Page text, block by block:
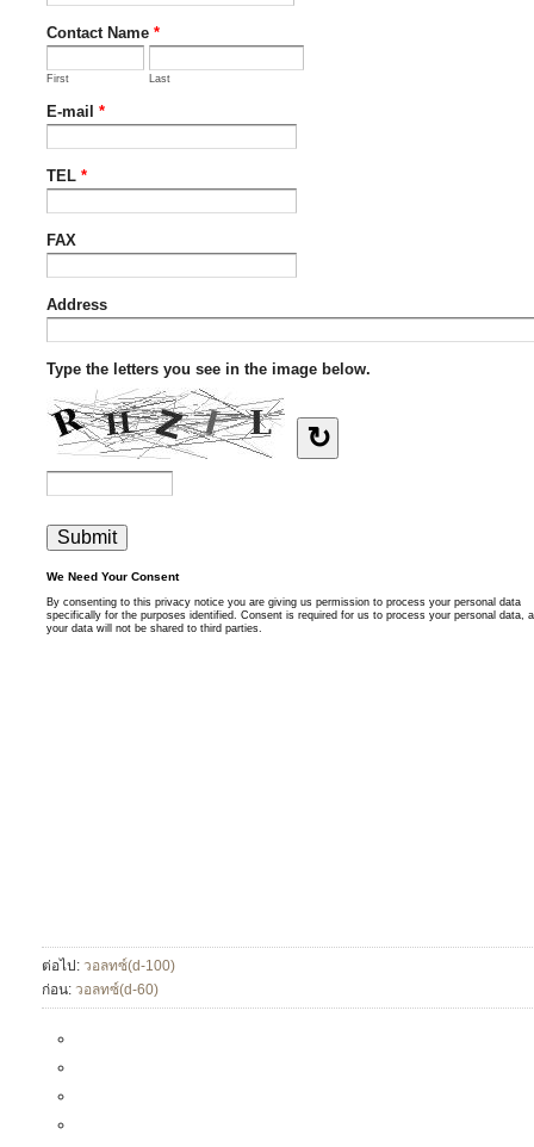
ต่อไป: วอลทซ์(d-100)
ก่อน: วอลทซ์(d-60)